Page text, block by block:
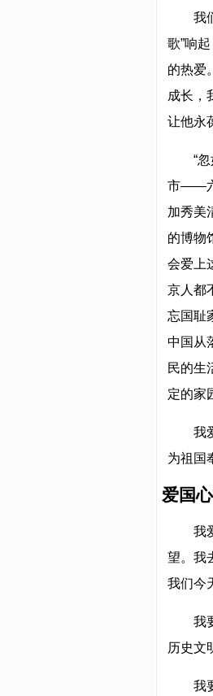
我
歌”响
的热爱
成长，
让他永
“
市——六
加秀美
的博物
会爱上
京人都
忘国耻
中国从
民的生
定的家
我
为祖国
爱国
我
望。我
我们今
我
历史文
我